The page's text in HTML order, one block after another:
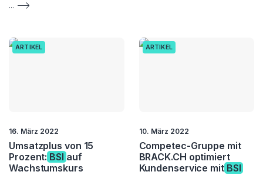
...
ARTIKEL
16. März 2022
Umsatzplus von 15
Prozent: BSI auf
Wachstumskurs
ARTIKEL
10. März 2022
Competec-Gruppe mit
BRACK.CH optimiert
Kundenservice mit BSI